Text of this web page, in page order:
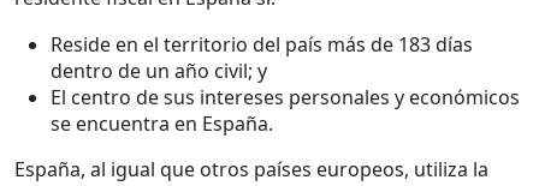
Reside en el territorio del país más de 183 días
dentro de un año civil; y
El centro de sus intereses personales y económicos
se encuentra en España.
España, al igual que otros países europeos, utiliza la